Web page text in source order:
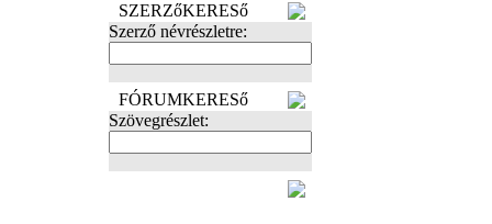
SZERZőKERESő
Szerző névrészletre:
FÓRUMKERESő
Szövegrészlet: